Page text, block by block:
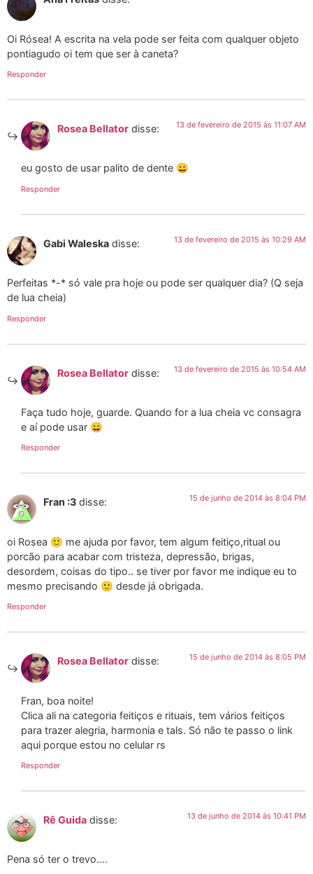
Oi Rósea! A escrita na vela pode ser feita com qualquer objeto
pontiagudo oi tem que ser à caneta?
Responder
Rosea Bellator disse: 13 de fevereiro de 2015 às 11:07 AM
eu gosto de usar palito de dente 😀
Responder
Gabi Waleska disse: 13 de fevereiro de 2015 às 10:29 AM
Perfeitas *-* só vale pra hoje ou pode ser qualquer dia? (Q seja
de lua cheia)
Responder
Rosea Bellator disse: 13 de fevereiro de 2015 às 10:54 AM
Faça tudo hoje, guarde. Quando for a lua cheia vc consagra
e aí pode usar 😀
Responder
Fran :3 disse: 15 de junho de 2014 às 8:04 PM
oi Rosea 🙂 me ajuda por favor, tem algum feitiço,ritual ou
porcão para acabar com tristeza, depressão, brigas,
desordem, coisas do tipo.. se tiver por favor me indique eu to
mesmo precisando 🙂 desde já obrigada.
Responder
Rosea Bellator disse: 15 de junho de 2014 às 8:05 PM
Fran, boa noite!
Clica ali na categoria feitiços e rituais, tem vários feitiços
para trazer alegria, harmonia e tals. Só não te passo o link
aqui porque estou no celular rs
Responder
Rê Guida disse: 13 de junho de 2014 às 10:41 PM
Pena só ter o trevo….